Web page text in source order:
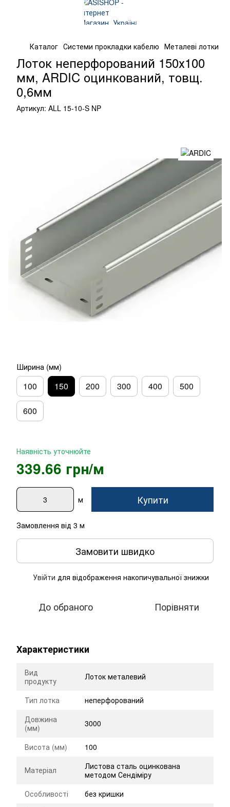
Каталог Системи прокладки кабелю Металеві лотки
Лоток неперфорований 150х100
мм, ARDIC оцинкований, товщ.
0,6мм
Артикул: ALL 15-10-S NP
Ширина (мм)
100 150 200 300 400 500
600
Наявність уточнюйте
339.66 грн/м
м Купити
Замовлення від 3 м
Замовити швидко
Увійти для відображення накопичувальної знижки
До обраного Порівняти
Характеристики
Вид
продукту
Лоток металевий
Тип лотка
неперфорований
Довжина
(мм)
3000
Висота (мм) 100
Матеріал
Листова сталь оцинкована
методом Сендіміру
Особливості
без кришки